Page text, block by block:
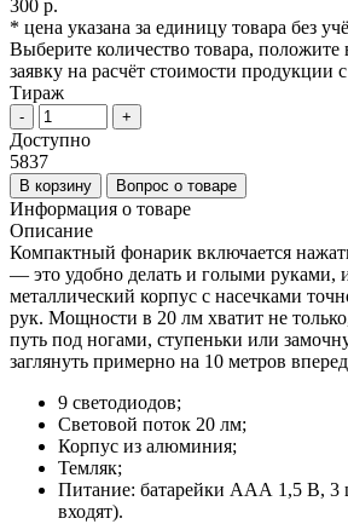
300 р.
* цена указана за единицу товара без
Выберите количество товара, положите
заявку на расчёт стоимости продукции
Тираж
- +
Доступно
5837
В корзину Вопрос о товаре
Информация о товаре
Описание
Компактный фонарик включается
— это удобно делать и голыми руками,
металлический корпус с насечками
рук. Мощности в 20 лм хватит не
путь под ногами, ступеньки или
заглянуть примерно на 10 метров
9 светодиодов;
Световой поток 20 лм;
Корпус из алюминия;
Темляк;
Питание: батарейки ААА 1,5 В, 3
входят).